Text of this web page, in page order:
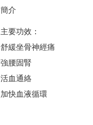
簡介
主要功效：
舒緩坐骨神經痛
強腰固腎
活血通絡
加快血液循環